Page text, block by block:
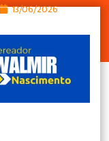
13/06/2026